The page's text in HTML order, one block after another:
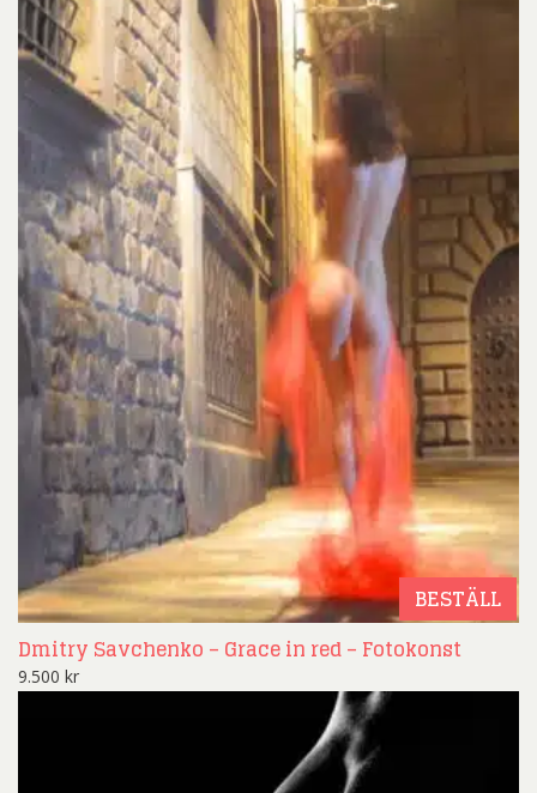
BESTÄLL
Dmitry Savchenko – Grace in red – Fotokonst
9.500 kr